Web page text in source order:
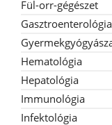
Fül-orr-gégészet
Gasztroenterológia
Hematológia
Hepatológia
Immunológia
Infektológia